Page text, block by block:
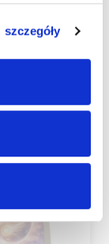
szczegółyaby